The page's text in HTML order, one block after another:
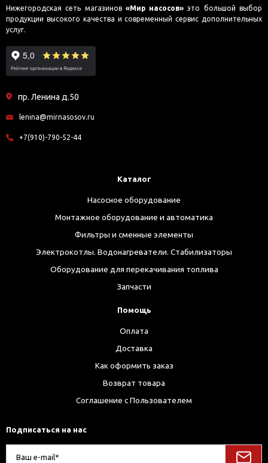
Нижегородская сеть магазинов «Мир насосов» это большой выбор
продукции высокого качества и современный сервис дополнительных
услуг.
пр. Ленина д.50
lenina@mirnasosov.ru
+7(910)-790-52-44
Каталог
Насосное оборудование
Монтажное оборудование и автоматика
Фильтры и сменные элементы
Электрокотлы. Водонагреватели. Стабилизаторы
Оборудование для перекачивания топлива
Запчасти
Помощь
Оплата
Доставка
Как оформить заказ
Возврат товара
Соглашение с Пользователем
Подписаться на нас